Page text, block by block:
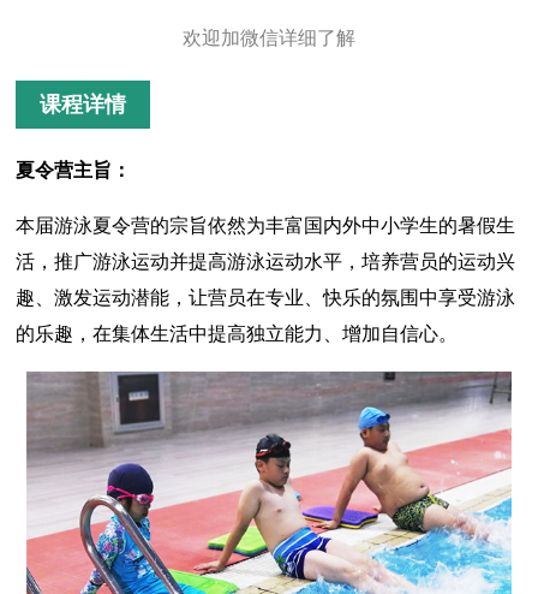
欢迎加微信详细了解
课程详情
夏令营主旨：
本届游泳夏令营的宗旨依然为丰富国内外中小学生的暑假生
活，推广游泳运动并提高游泳运动水平，培养营员的运动兴
趣、激发运动潜能，让营员在专业、快乐的氛围中享受游泳
的乐趣，在集体生活中提高独立能力、增加自信心。